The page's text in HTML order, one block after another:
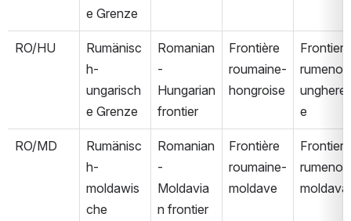
e Grenze
RO/HU
Rumänisc
h-
ungarisch
e Grenze
Romanian
-
Hungarian
frontier
Frontière
roumaine-
hongroise
Frontiera
rumeno-
e
RO/MD
Rumänisc
h-
moldawis
che
Romanian
-
Moldavia
n frontier
Frontière
roumaine-
moldave
Frontiera
rumeno-
moldava